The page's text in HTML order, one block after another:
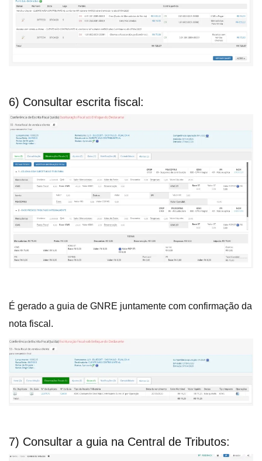
6) Consultar escrita fiscal:
É gerado a guia de GNRE juntamente com confirmação da
nota fiscal.
7) Consultar a guia na Central de Tributos: